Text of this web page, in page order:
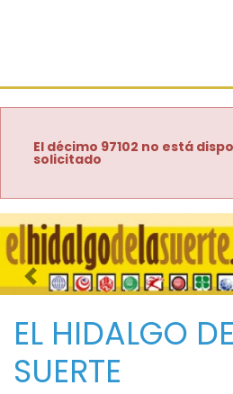
El décimo 97102 no está
solicitado
Imagen anterior
EL HIDALGO
SUERTE